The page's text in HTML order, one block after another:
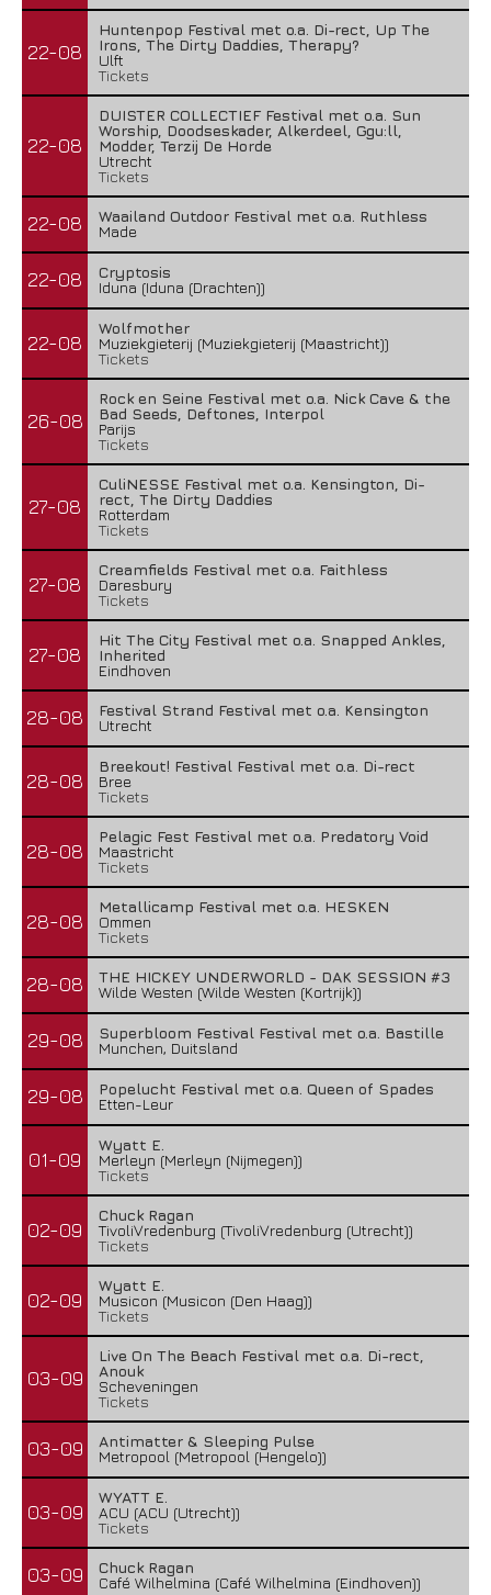
22-08
Huntenpop Festival met o.a. Di-rect, Up The
Irons, The Dirty Daddies, Therapy?
Ulft
Tickets
22-08
DUISTER COLLECTIEF Festival met o.a. Sun
Worship, Doodseskader, Alkerdeel, Ggu:ll,
Modder, Terzij De Horde
Utrecht
Tickets
22-08
Waailand Outdoor Festival met o.a. Ruthless
Made
22-08
Cryptosis
Iduna (Iduna (Drachten))
22-08
Wolfmother
Muziekgieterij (Muziekgieterij (Maastricht))
Tickets
26-08
Rock en Seine Festival met o.a. Nick Cave & the
Bad Seeds, Deftones, Interpol
Parijs
Tickets
27-08
CuliNESSE Festival met o.a. Kensington, Di-
rect, The Dirty Daddies
Rotterdam
Tickets
27-08
Creamfields Festival met o.a. Faithless
Daresbury
Tickets
27-08
Hit The City Festival met o.a. Snapped Ankles,
Inherited
Eindhoven
28-08
Festival Strand Festival met o.a. Kensington
Utrecht
28-08
Breekout! Festival Festival met o.a. Di-rect
Bree
Tickets
28-08
Pelagic Fest Festival met o.a. Predatory Void
Maastricht
Tickets
28-08
Metallicamp Festival met o.a. HESKEN
Ommen
Tickets
28-08
THE HICKEY UNDERWORLD - DAK SESSION #3
Wilde Westen (Wilde Westen (Kortrijk))
29-08
Superbloom Festival Festival met o.a. Bastille
Munchen, Duitsland
29-08
Popelucht Festival met o.a. Queen of Spades
Etten-Leur
01-09
Wyatt E.
Merleyn (Merleyn (Nijmegen))
Tickets
02-09
Chuck Ragan
TivoliVredenburg (TivoliVredenburg (Utrecht))
Tickets
02-09
Wyatt E.
Musicon (Musicon (Den Haag))
Tickets
03-09
Live On The Beach Festival met o.a. Di-rect,
Anouk
Scheveningen
Tickets
03-09
Antimatter & Sleeping Pulse
Metropool (Metropool (Hengelo))
03-09
WYATT E.
ACU (ACU (Utrecht))
Tickets
03-09
Chuck Ragan
Café Wilhelmina (Café Wilhelmina (Eindhoven))